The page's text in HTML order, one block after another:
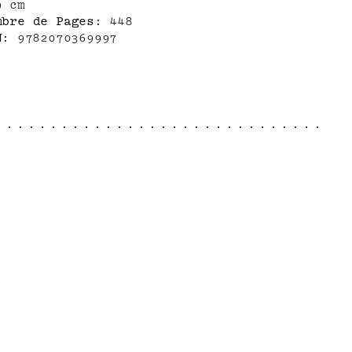
cm
de Pages
448
9782070369997